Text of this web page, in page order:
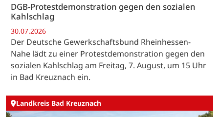
DGB-Protestdemonstration gegen den sozialen
Kahlschlag
30.07.2026
Der Deutsche Gewerkschaftsbund Rheinhessen-
Nahe lädt zu einer Protestdemonstration gegen den
sozialen Kahlschlag am Freitag, 7. August, um 15 Uhr
in Bad Kreuznach ein.
Landkreis Bad Kreuznach